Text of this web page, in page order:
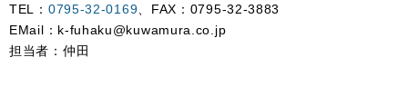
TEL： 0795-32-0169 、FAX：0795-32-3883
EMail：k-fuhaku@kuwamura.co.jp
担当者：仲田